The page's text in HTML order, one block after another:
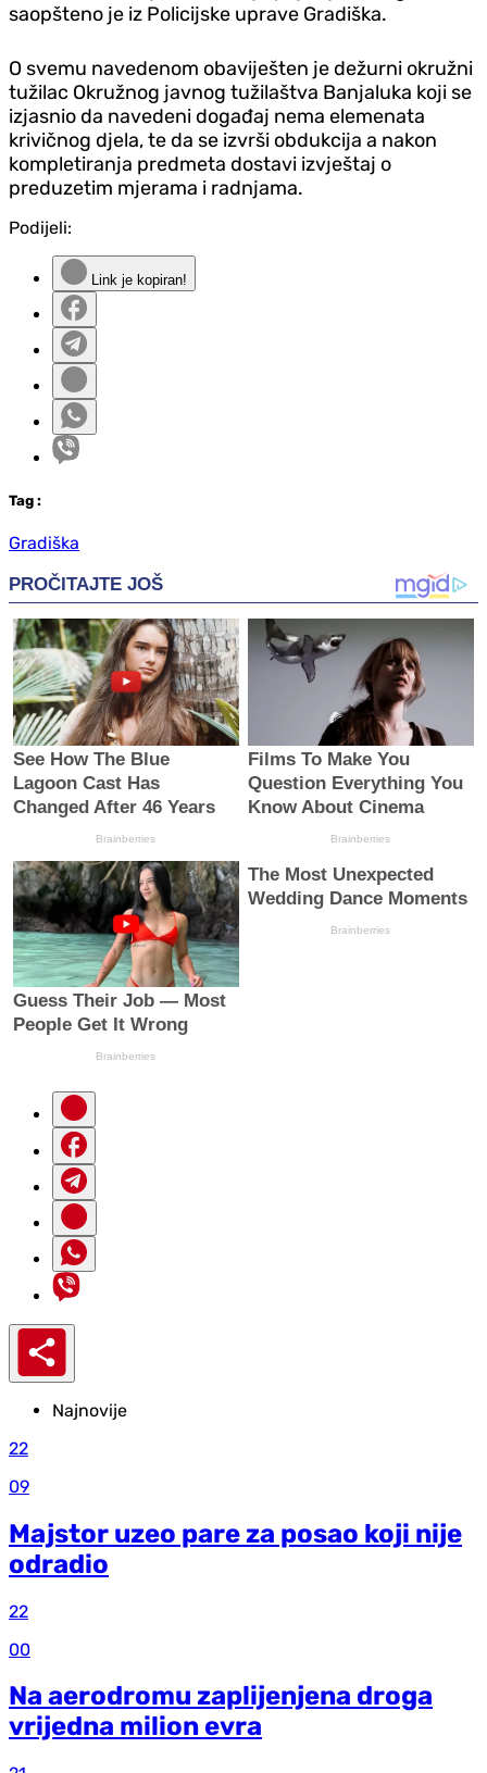
saopšteno je iz Policijske uprave Gradiška.
O svemu navedenom obaviješten je dežurni okružni
tužilac Okružnog javnog tužilaštva Banjaluka koji se
izjasnio da navedeni događaj nema elemenata
krivičnog djela, te da se izvrši obdukcija a nakon
kompletiranja predmeta dostavi izvještaj o
preduzetim mjerama i radnjama.
Podijeli:
Link je kopiran!
Tag :
Gradiška
Najnovije
22
09
Majstor uzeo pare za posao koji nije
odradio
22
00
Na aerodromu zaplijenjena droga
vrijedna milion evra